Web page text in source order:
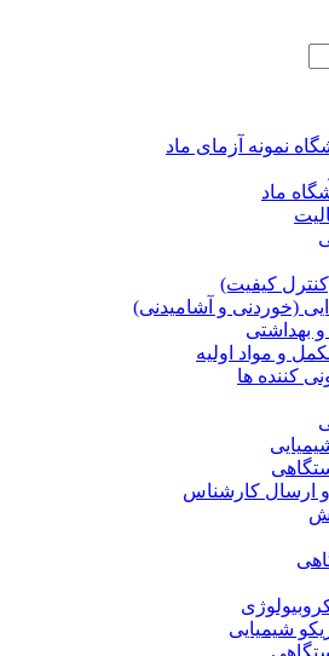
نمونه آزمای ماد
ماد
کیفیت)
(خوردنی و آشامیدنی)
و بهداشتی
و مواد اولیه
کننده ها
و ارسال کارشناس
شیمیایی